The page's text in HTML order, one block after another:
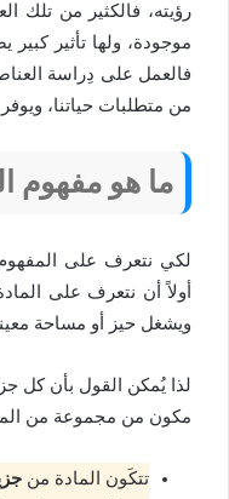
رؤيته، فالكثير من تلك
موجودة، ولها تأثير
فالعمل على دِراسة
من متطلبات حياتنا،
ما هو مفهوم
لكي نتعرف على المفهوم
أولاً أن نتعرف على
ويشغل حيز أو مساحة
لذا يُمكن القول بأن كل
مكون من مجموعة من
تتكَون المادة من